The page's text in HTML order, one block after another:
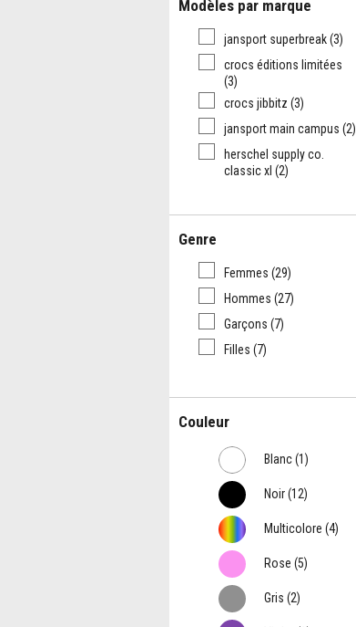
Modèles par marque
jansport superbreak(3)
crocs éditions limitées
(3)
crocs jibbitz (3)
jansport main campus (2)
herschel supply co.
classic xl (2)
Genre
Femmes (29)
Hommes (27)
Garçons (7)
Filles (7)
Couleur
Blanc(1)
Noir(12)
Multicolore(4)
Rose(5)
Gris(2)